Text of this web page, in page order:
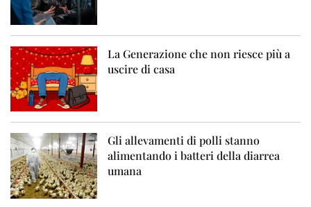
La Generazione che non riesce più a
uscire di casa
Gli allevamenti di polli stanno
alimentando i batteri della diarrea
umana